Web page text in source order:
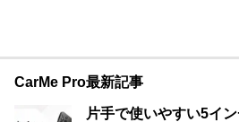
CarMe Pro最新記事
片手で使いやすい5イ